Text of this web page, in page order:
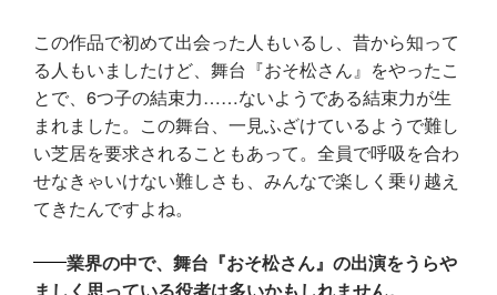
この作品で初めて出会った人もいるし、昔から知って
る人もいましたけど、舞台『おそ松さん』をやったこ
とで、6つ子の結束力……ないようである結束力が生
まれました。この舞台、一見ふざけているようで難し
い芝居を要求されることもあって。全員で呼吸を合わ
せなきゃいけない難しさも、みんなで楽しく乗り越え
てきたんですよね。
業界の中で、舞台『おそ松さん』の出演をうらや
ましく思っている役者は多いかもしれません。